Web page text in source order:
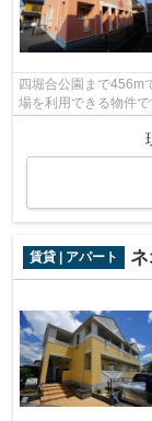
四堀合公園まで456m
場を利用できる物件
賃貸 | アパート